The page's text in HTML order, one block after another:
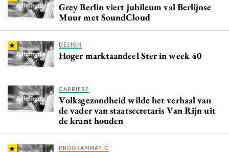
Grey Berlin viert jubileum val Berlijnse
Muur met SoundCloud
DESIGN
Hoger marktaandeel Ster in week 40
CARRIERE
Volksgezondheid wilde het verhaal van
de vader van staatsecretaris Van Rijn uit
de krant houden
PROGRAMMATIC